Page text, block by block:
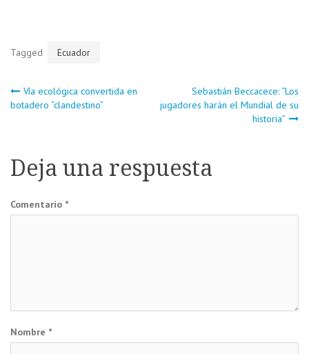
Tagged Ecuador
Navegación
entradas
Vía ecológica convertida en
botadero “clandestino”
Sebastián Beccacece: “Los
jugadores harán el Mundial de su
historia”
Deja una respuesta
Comentario *
Nombre *